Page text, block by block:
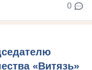
0
«Витязь»